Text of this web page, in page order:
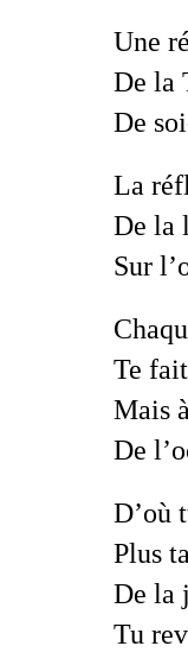
Une
De la
De
La
De la
Sur
Te
Mais
De
D’où
Plus
De la
Tu